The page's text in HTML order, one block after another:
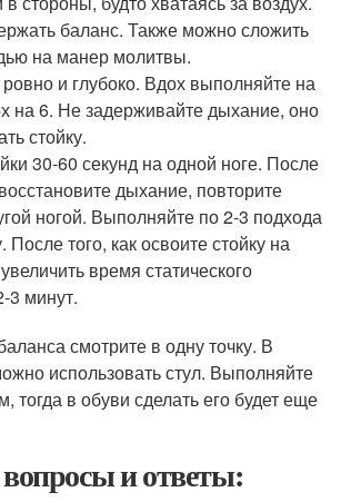
баланс. Также можно сложить
на манер молитвы.
и глубоко. Вдох выполняйте на
на 6. Не задерживайте дыхание, оно
стойку.
30-60 секунд на одной ноге. После
дыхание, повторите
ногой. Выполняйте по 2-3 подхода
После того, как освоите стойку на
время статического
3 минут.
смотрите в одну точку. В
использовать стул. Выполняйте
тогда в обуви сделать его будет еще
и ответы: